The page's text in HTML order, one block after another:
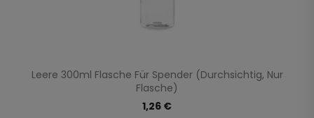
Leere 300ml Flasche Für Spender (durchsichtig, Nur
Flasche)
1,26 €